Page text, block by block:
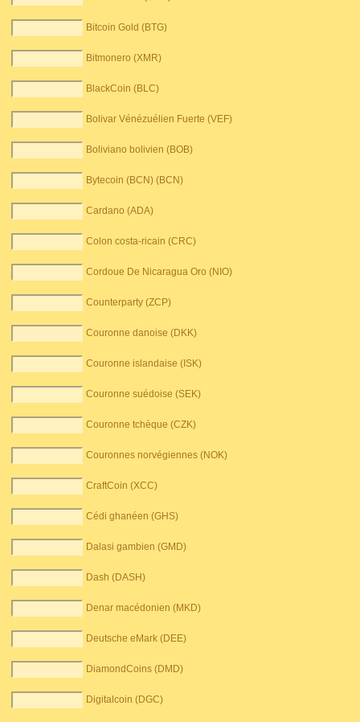
Bitcoin Gold (BTG)
Bitmonero (XMR)
BlackCoin (BLC)
Bolivar Vénézuélien Fuerte (VEF)
Boliviano bolivien (BOB)
Bytecoin (BCN) (BCN)
Cardano (ADA)
Colon costa-ricain (CRC)
Cordoue De Nicaragua Oro (NIO)
Counterparty (ZCP)
Couronne danoise (DKK)
Couronne islandaise (ISK)
Couronne suédoise (SEK)
Couronne tchèque (CZK)
Couronnes norvégiennes (NOK)
CraftCoin (XCC)
Cédi ghanéen (GHS)
Dalasi gambien (GMD)
Dash (DASH)
Denar macédonien (MKD)
Deutsche eMark (DEE)
DiamondCoins (DMD)
Digitalcoin (DGC)